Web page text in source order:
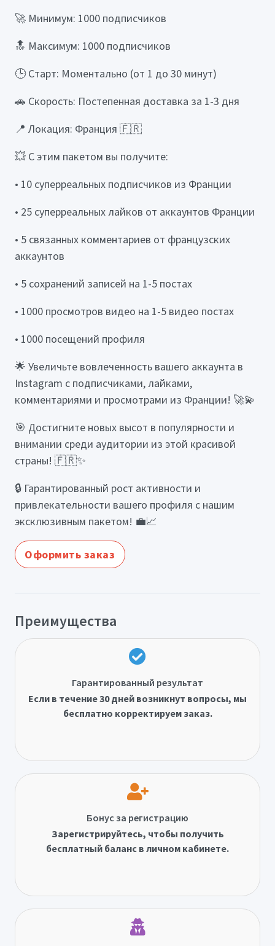
🚀 Минимум: 1000 подписчиков
🔝 Максимум: 1000 подписчиков
🕒 Старт: Моментально (от 1 до 30 минут)
🚗 Скорость: Постепенная доставка за 1-3 дня
📍 Локация: Франция 🇫🇷
💥 С этим пакетом вы получите:
• 10 суперреальных подписчиков из Франции
• 25 суперреальных лайков от аккаунтов Франции
• 5 связанных комментариев от французских
аккаунтов
• 5 сохранений записей на 1-5 постах
• 1000 просмотров видео на 1-5 видео постах
• 1000 посещений профиля
🌟 Увеличьте вовлеченность вашего аккаунта в
Instagram с подписчиками, лайками,
комментариями и просмотрами из Франции! 🚀💫
🎯 Достигните новых высот в популярности и
внимании среди аудитории из этой красивой
страны! 🇫🇷✨
🔒 Гарантированный рост активности и
привлекательности вашего профиля с нашим
эксклюзивным пакетом! 💼📈
Оформить заказ
Преимущества
Гарантированный результат
Если в течение 30 дней возникнут вопросы, мы
бесплатно корректируем заказ.
Бонус за регистрацию
Зарегистрируйтесь, чтобы получить
бесплатный баланс в личном кабинете.